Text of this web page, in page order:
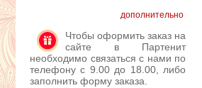
дополнительно
Чтобы оформить заказ на
сайте в Партенит
необходимо связаться с нами по
телефону с 9.00 до 18.00, либо
заполнить форму заказа.